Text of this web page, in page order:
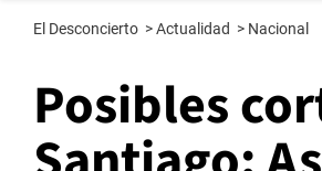
El Desconcierto >Actualidad > Nacional
Posibles